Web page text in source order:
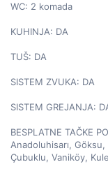
WC: 2 komada
KUHINJA: DA
TUŠ: DA
SISTEM ZVUKA: DA
SISTEM GREJANJA:
BESPLATNE TAČKE
Anadoluhisarı,
Çubuklu, Vaniköy,